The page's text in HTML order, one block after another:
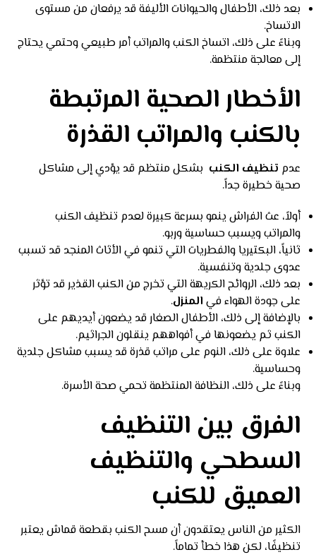
بعد ذلك، الأطفال والحيوانات الأليفة قد يرفعان من مستوى
الاتساخ.
وبناءً على ذلك، اتساخ الكنب والمراتب أمر طبيعي وحتمي يحتاج
إلى معالجة منتظمة.
الأخطار الصحية المرتبطة
بالكنب والمراتب القذرة
عدم تنظيف الكنب بشكل منتظم قد يؤدي إلى مشاكل
صحية خطيرة جداً.
أولاً، عث الفراش ينمو بسرعة كبيرة لعدم تنظيف الكنب
والمراتب ويسبب حساسية وربو.
ثانياً، البكتيريا والفطريات التي تنمو في الأثاث المنجد قد تسبب
عدوى جلدية وتنفسية.
بعد ذلك، الروائح الكريهة التي تخرج من الكنب القذير قد تؤثر
على جودة الهواء في المنزل.
بالإضافة إلى ذلك، الأطفال الصغار قد يضعون أيديهم على
الكنب ثم يضعونها في أفواههم ينقلون الجراثيم.
علاوة على ذلك، النوم على مراتب قذرة قد يسبب مشاكل جلدية
وحساسية.
وبناءً على ذلك، النظافة المنتظمة تحمي صحة الأسرة.
الفرق بين التنظيف
السطحي والتنظيف
العميق للكنب
الكثير من الناس يعتقدون أن مسح الكنب بقطعة قماش يعتبر
تنظيفًا، لكن هذا خطأ تماماً.